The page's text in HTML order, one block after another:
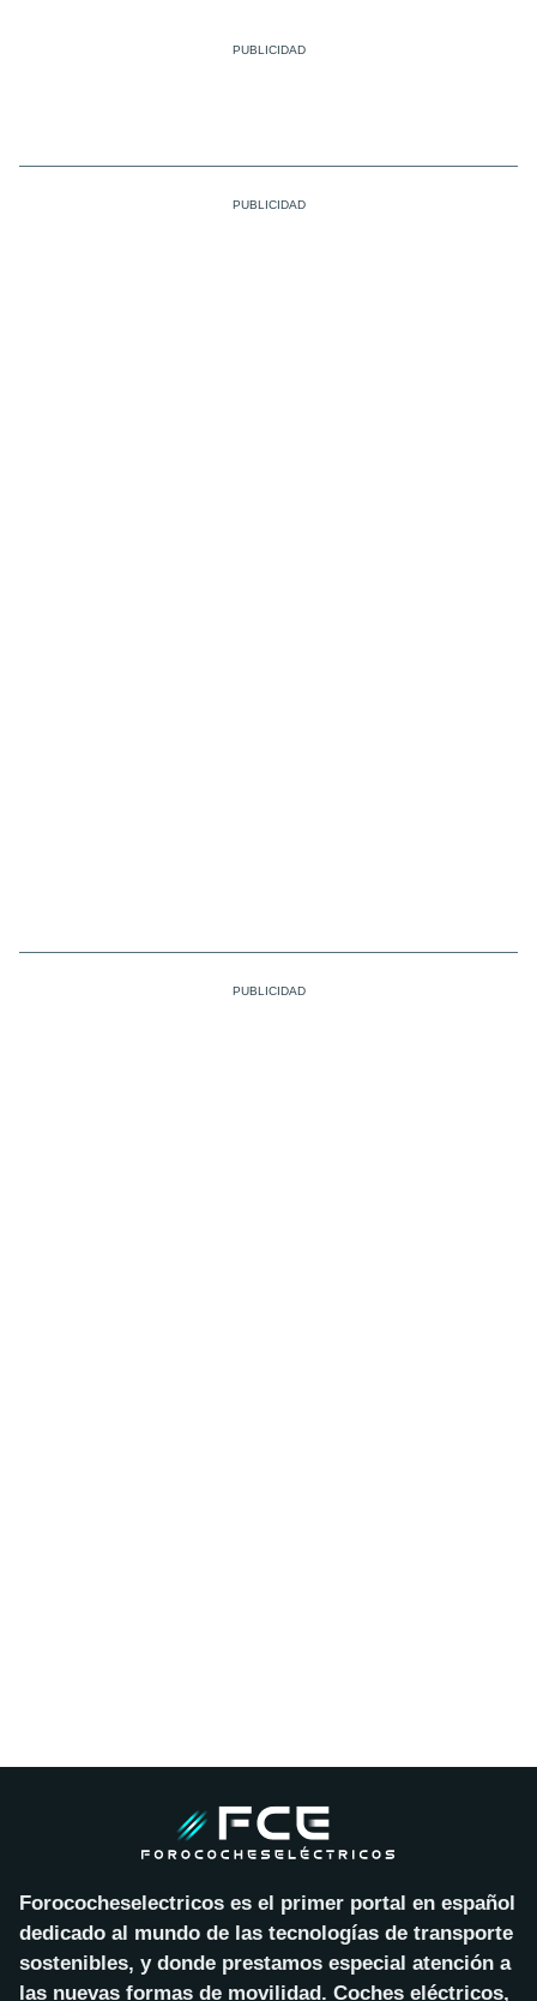
Forococheselectricos es el primer portal en español
dedicado al mundo de las tecnologías de transporte
sostenibles, y donde prestamos especial atención a
las nuevas formas de movilidad. Coches eléctricos,